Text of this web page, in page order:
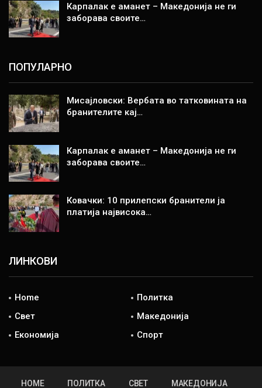
Карпалак е аманет – Македонија не ги
заборава своите…
ПОПУЛАРНО
Мисајловски: Вербата во татковината на
бранителите кај…
Карпалак е аманет – Македонија не ги
заборава своите…
Ковачки: 10 прилепски бранители ја
платија највисока…
ЛИНКОВИ
Home
Политка
Свет
Македонија
Економија
Спорт
HOME ПОЛИТКА СВЕТ МАКЕДОНИЈА